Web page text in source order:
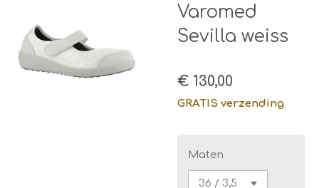
Varomed
Sevilla weiss
€ 130,00
GRATIS verzending
Maten